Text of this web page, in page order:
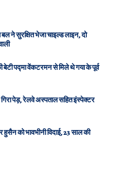
ने सुरक्षित भेजा चाइल्ड लाइन, दो
बेटी पद्मा वेंकटरमन से मिले थे गया के पूर्व
पेड़, रेलवे अस्पताल सहित इंस्पेक्टर
को भावभीनी विदाई, 23 साल की